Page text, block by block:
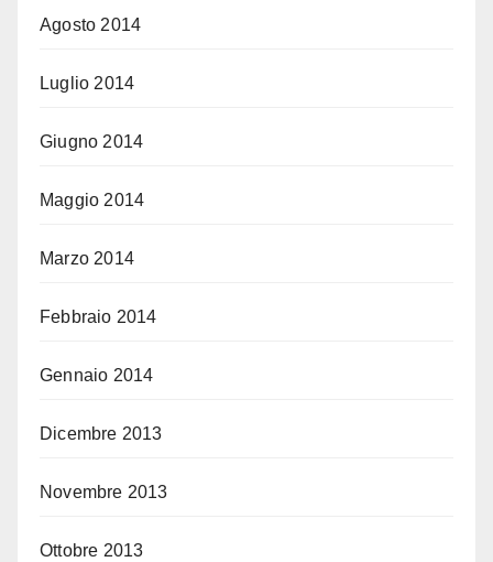
Agosto 2014
Luglio 2014
Giugno 2014
Maggio 2014
Marzo 2014
Febbraio 2014
Gennaio 2014
Dicembre 2013
Novembre 2013
Ottobre 2013